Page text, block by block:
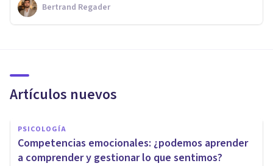
Bertrand Regader
Artículos nuevos
PSICOLOGÍA
Competencias emocionales: ¿podemos aprender
a comprender y gestionar lo que sentimos?